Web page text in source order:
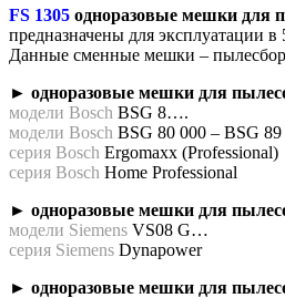
FS 1305 одноразовые мешки для
предназначены для эксплуатации
Данные сменные мешки –
► одноразовые мешки для
модели Bosch BSG 8….
модели Bosch BSG 80 000 – BSG 89
серия Bosch Ergomaxx (Professional)
серия Bosch Home Professional
► одноразовые мешки для
модели Siemens VS08 G…
серия Siemens Dynapower
► одноразовые мешки для